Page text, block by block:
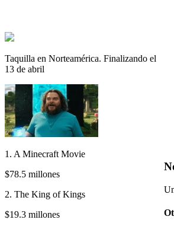
Taquilla en Norteamérica. Finalizando el
13 de abril
1. A Minecraft Movie
$78.5 millones
2. The King of Kings
$19.3 millones